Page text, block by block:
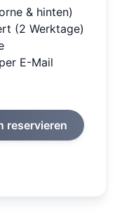
& hinten)
(2 Werktage)
E-Mail
reservieren